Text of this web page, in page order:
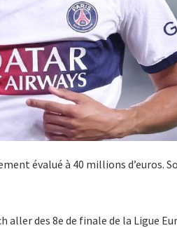
évalué à 40 millions d’euros.
des 8e de finale de la Ligue